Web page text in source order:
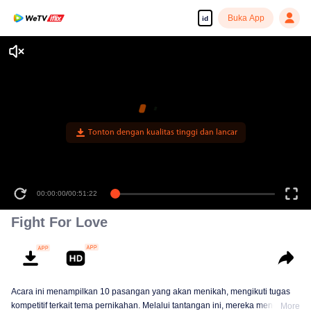
id Buka App
Tonton dengan kualitas tinggi dan lancar
00:00:00/00:51:22
Fight For Love
Acara ini menampilkan 10 pasangan yang akan menikah, mengikuti tugas
kompetitif terkait tema pernikahan. Melalui tantangan ini, mereka mengujiMore